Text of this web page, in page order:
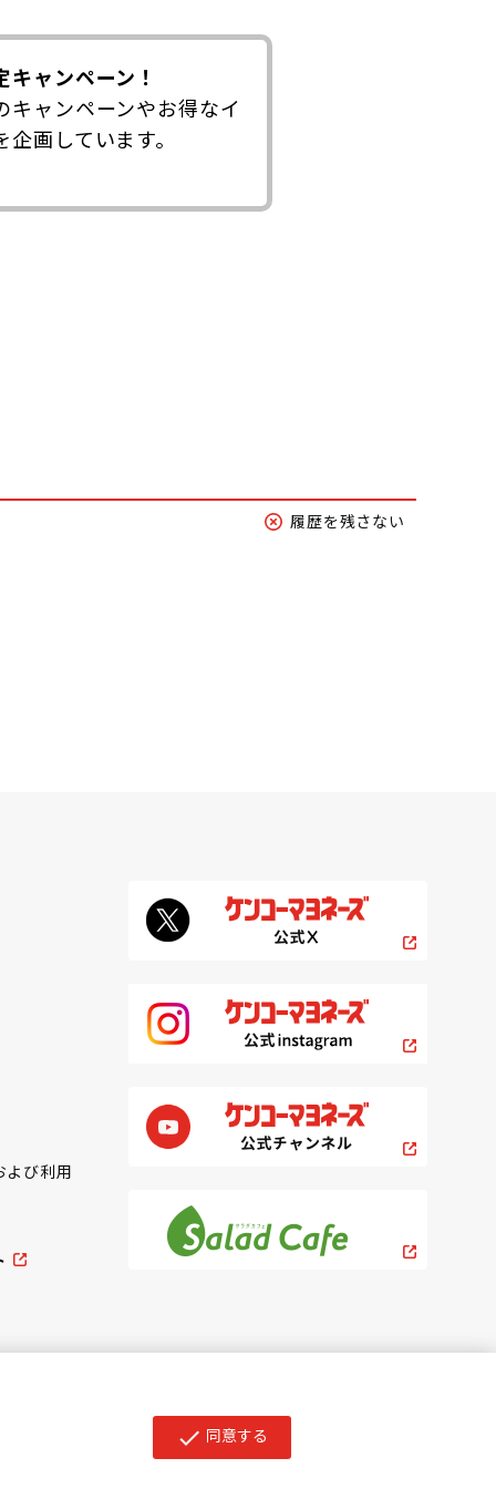
ャンペーン！
キャンペーンやお得なイ
画しています。
履歴を残さない
よび利用
check 同意する